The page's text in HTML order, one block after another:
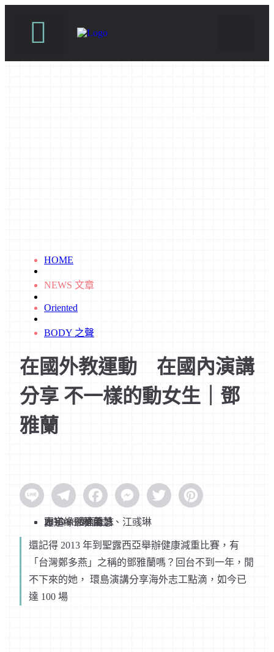
HOME
NEWS 文章
Oriented
BODY 之聲
在國外教運動 在國內演講
分享 不一樣的動女生｜鄧
雅蘭
Line TelegramFacebookMessengerTwitter
Pinterest
BODY 體面雜誌
2015-08-01 18:21
夏道緣、林孟慧、江彧琳
方宇、鄧雅蘭
還記得 2013 年到聖露西亞舉辦健康減重比賽，有
「台灣鄭多燕」之稱的鄧雅蘭嗎？回台不到一年，閒
不下來的她， 環島演講分享海外志工點滴，如今已
達 100 場